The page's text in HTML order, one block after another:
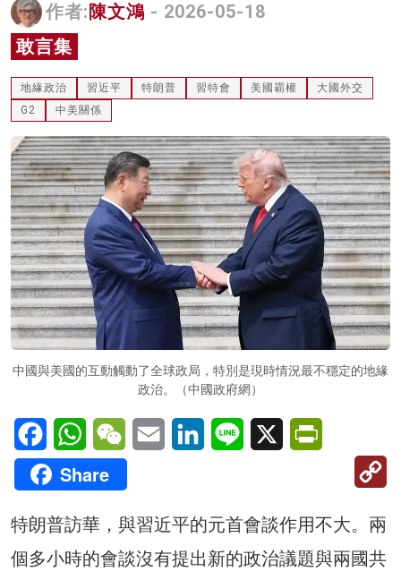
名家榜
灼見活動
關於我們
作者: 陳文鴻 - 2026-05-18
敢言集
地緣政治 習近平 特朗普 習特會 美國霸權
大國外交
G2
中美關係
中國與美國的互動觸動了全球政局，特別是現時情況最不穩定的地緣
政治。（中國政府網）
FacebookWhatsAppWeChatEmail LinkedInLine X
Share
特朗普訪華，與習近平的元首會談作用不大。兩
個多小時的會談沒有提出新的政治議題與兩國共